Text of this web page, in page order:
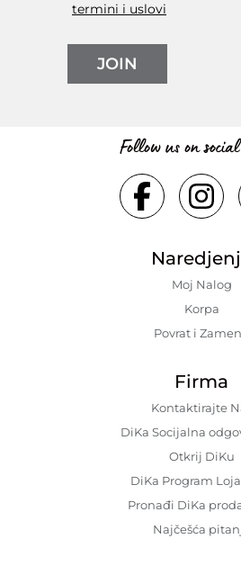
termini i uslovi
JOIN
Follow us on
Moj Nalog
Korpa
Povrat i
Firma
Kontaktirajte
DiKa Socijalna
Otkrij DiKu
DiKa Program
Pronađi DiKa
Najčešća